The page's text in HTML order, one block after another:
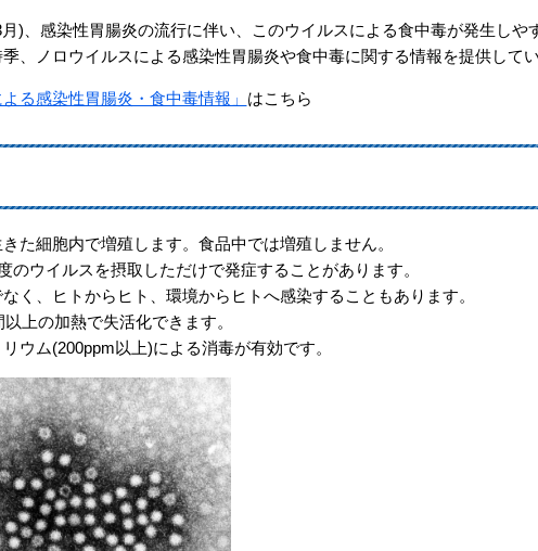
)、感染性胃腸炎の流行に伴い、このウイルスによる食中毒が発生しや
、ノロウイルスによる感染性胃腸炎や食中毒に関する情報を提供してい
る感染性胃腸炎・食中毒情報」 はこちら
た細胞内で増殖します。食品中では増殖しません。
のウイルスを摂取しただけで発症することがあります。
く、ヒトからヒト、環境からヒトへ感染することもあります。
上の加熱で失活化できます。
ウム(200ppm以上)による消毒が有効です。